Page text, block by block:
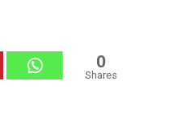
0
Shares